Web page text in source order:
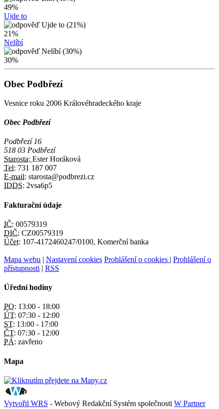
49%
Ujde to
21%
Nelíbí
30%
Obec Podbřezí
Vesnice roku 2006 Královéhradeckého kraje
Obec Podbřezí
Podbřezí 16
518 03 Podbřezí
Starosta: Ester Horáková
Tel: 731 187 007
E-mail: starosta@podbrezi.cz
IDDS: 2vsa6p5
Fakturační údaje
IČ: 00579319
DIČ: CZ00579319
Účet: 107-4172460247/0100, Komerční banka
Mapa webu | Nastavení cookies Prohlášení o cookies | Prohlášení o
přístupnosti | RSS
Úřední hodiny
PO: 13:00 - 18:00
ÚT: 07:30 - 12:00
ST: 13:00 - 17:00
ČT: 07:30 - 12:00
PÁ: zavřeno
Mapa
Vytvořil WRS - Webový Redakční Systém společnosti W Partner